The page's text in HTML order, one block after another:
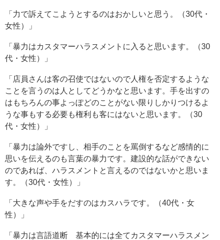
「力で訴えてこようとするのはおかしいと思う。（30代・
女性）」
「暴力はカスタマーハラスメントに入ると思います。（30
代・女性）」
「店員さんは客の召使ではないので人権を否定するような
ことを言うのは人としてどうかなと思います。手を出すの
はもちろんの事よっぽどのことがない限りしかりつけるよ
うな事もする必要も権利も客にはないと思います。（30
代・女性）」
「暴力は論外ですし、相手のことを罵倒するなど感情的に
思いを伝えるのも言葉の暴力です。建設的な話ができない
のであれば、ハラスメントと言えるのではないかと思いま
す。（30代・女性）」
「大きな声や手をだすのはカスハラです。（40代・女
性）」
「暴力は言語道断 基本的には全てカスタマーハラスメン